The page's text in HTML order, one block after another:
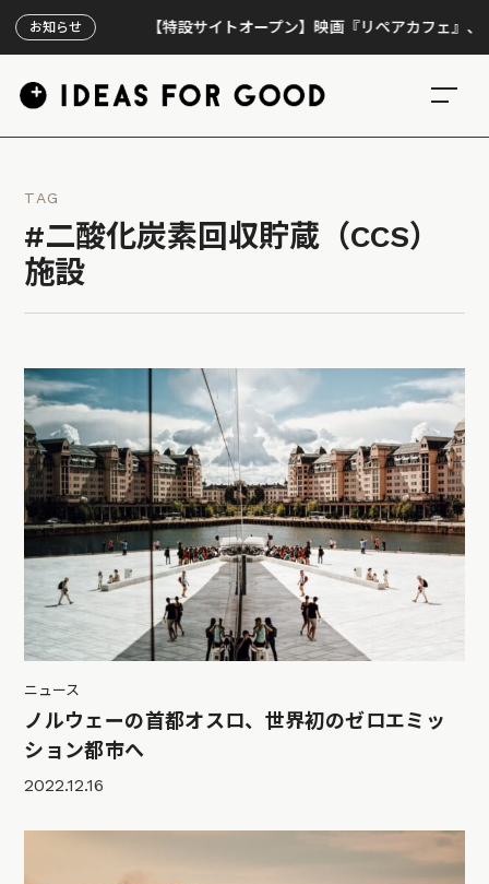
お知らせ 【特設サイトオープン】映画『リペアカフェ』、上映
TAG
#二酸化炭素回収貯蔵（CCS）
施設
ニュース
ノルウェーの首都オスロ、世界初のゼロエミッ
ション都市へ
2022.12.16